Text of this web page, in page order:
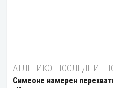
АТЛЕТИКО: ПОСЛЕДНИЕ
Симеоне намерен